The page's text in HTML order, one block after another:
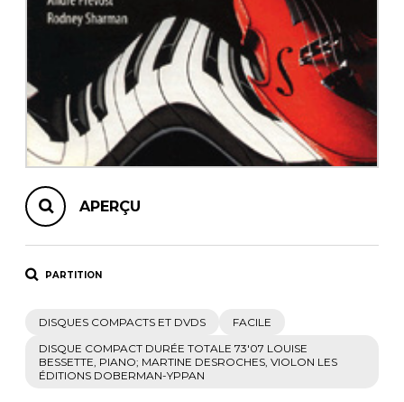
AUTRES PRODUITS
APERÇU
PARTITION
DISQUES COMPACTS ET DVDS
FACILE
DISQUE COMPACT DURÉE TOTALE 73'07 LOUISE
BESSETTE, PIANO; MARTINE DESROCHES, VIOLON LES
ÉDITIONS DOBERMAN-YPPAN